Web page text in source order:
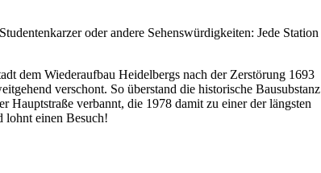
oder andere Sehenswürdigkeiten: Jede Station
dem Wiederaufbau Heidelbergs nach der Zerstörung 1693
verschont. So überstand die historische Bausubstanz
Hauptstraße verbannt, die 1978 damit zu einer der längsten
lohnt einen Besuch!